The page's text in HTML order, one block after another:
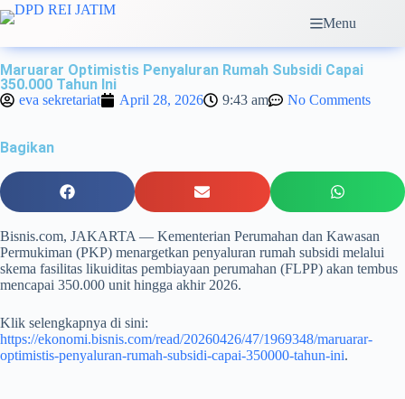
Menu
Maruarar Optimistis Penyaluran Rumah Subsidi Capai
350.000 Tahun Ini
eva sekretariat April 28, 2026 9:43 am No Comments
Bagikan
Bisnis.com, JAKARTA — Kementerian Perumahan dan Kawasan
Permukiman (PKP) menargetkan penyaluran rumah subsidi melalui
skema fasilitas likuiditas pembiayaan perumahan (FLPP) akan tembus
mencapai 350.000 unit hingga akhir 2026.
Klik selengkapnya di sini:
https://ekonomi.bisnis.com/read/20260426/47/1969348/maruarar-
optimistis-penyaluran-rumah-subsidi-capai-350000-tahun-ini.